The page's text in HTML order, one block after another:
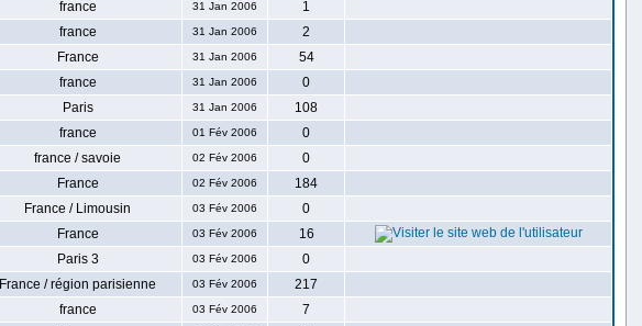
france 31 Jan 2006
1
france 31 Jan 2006
2
France 31 Jan 2006
54
france 31 Jan 2006
0
Paris 31 Jan 2006
108
france 01 Fév 2006
0
france / savoie 02 Fév 2006
0
France 02 Fév 2006
184
France / Limousin 03 Fév 2006
0
France 03 Fév 2006
16
Paris 3 03 Fév 2006
0
France / région parisienne 03 Fév 2006
217
france 03 Fév 2006
7